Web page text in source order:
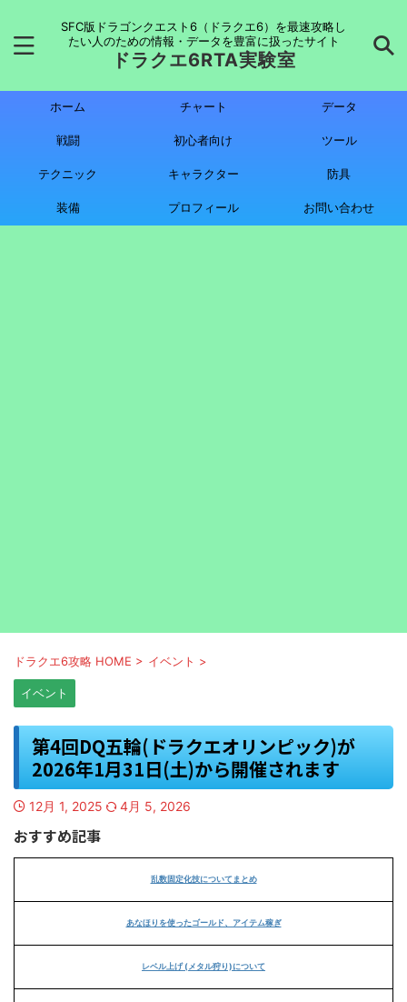
SFC版ドラゴンクエスト6（ドラクエ6）を最速攻略し
たい人のための情報・データを豊富に扱ったサイト
ドラクエ6RTA実験室
ホーム チャート データ
戦闘 初心者向け ツール
テクニック キャラクター 防具
装備 プロフィール お問い合わせ
ドラクエ6攻略 HOME > イベント >
イベント
第4回DQ五輪(ドラクエオリンピック)が
2026年1月31日(土)から開催されます
12月 1, 2025 4月 5, 2026
おすすめ記事
乱数固定化技についてまとめ
あなほりを使ったゴールド、アイテム稼ぎ
レベル上げ (メタル狩り)について